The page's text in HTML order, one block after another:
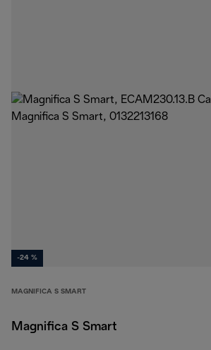
-24 %
MAGNIFICA S SMART
Magnifica S Smart